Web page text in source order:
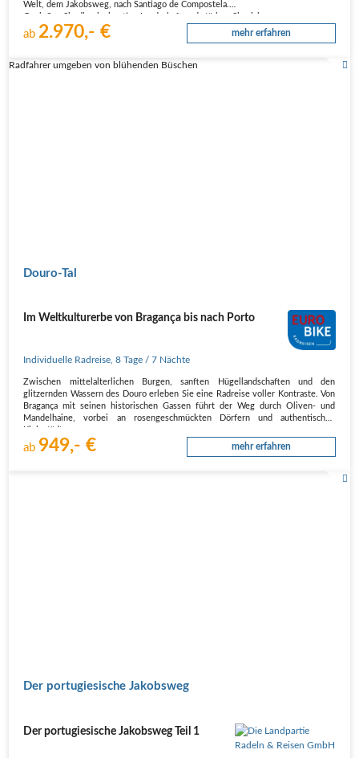
Welt, dem Jakobsweg, nach Santiago de Compostela.
ab2.970,- € mehr erfahren
Radfahrer umgeben von blühenden Büschen
Douro-Tal
Im Weltkulturerbe von Bragança bis nach Porto
Individuelle Radreise ,8 Tage / 7 Nächte
Zwischen mittelalterlichen Burgen, sanften Hügellandschaften und den
glitzernden Wassern des Douro erleben Sie eine Radreise voller Kontraste. Von
Bragança mit seinen historischen Gassen führt der Weg durch Oliven- und
Mandelhaine, vorbei an rosengeschmückten Dörfern und authentischen
ab 949,- € mehr erfahren
Der portugiesische Jakobsweg
Der portugiesische Jakobsweg Teil 1